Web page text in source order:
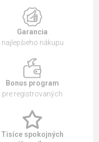
Garancia
najlepšieho nákupu
Bonus program
pre registrovaných
Tisíce spokojných